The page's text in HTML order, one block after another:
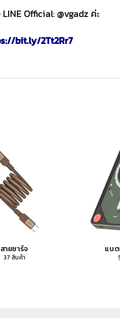
Official: @vgadz ค่ะ
bit.ly/2Tt2Rr7
สายชาร์จ
37 สินค้า
แบต